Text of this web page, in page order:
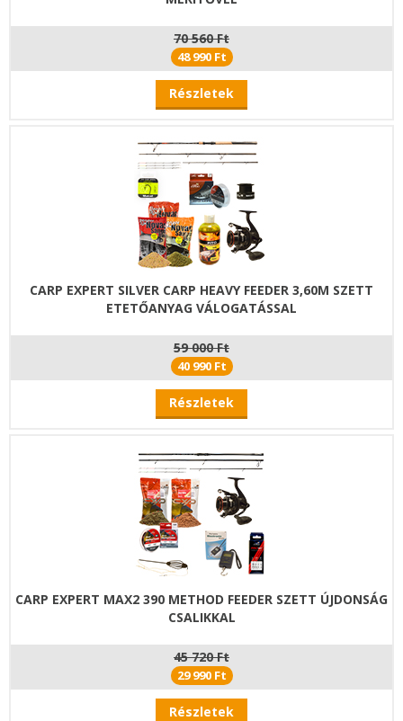
70 560 Ft
48 990 Ft
Részletek
CARP EXPERT SILVER CARP HEAVY FEEDER 3,60M SZETT
ETETŐANYAG VÁLOGATÁSSAL
59 000 Ft
40 990 Ft
Részletek
CARP EXPERT MAX2 390 METHOD FEEDER SZETT ÚJDONSÁG
CSALIKKAL
45 720 Ft
29 990 Ft
Részletek